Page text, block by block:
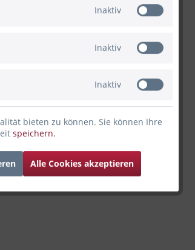
Inaktiv
Inaktiv
Inaktiv
bieten zu können. Sie können Ihre
speichern.
Alle Cookies akzeptieren